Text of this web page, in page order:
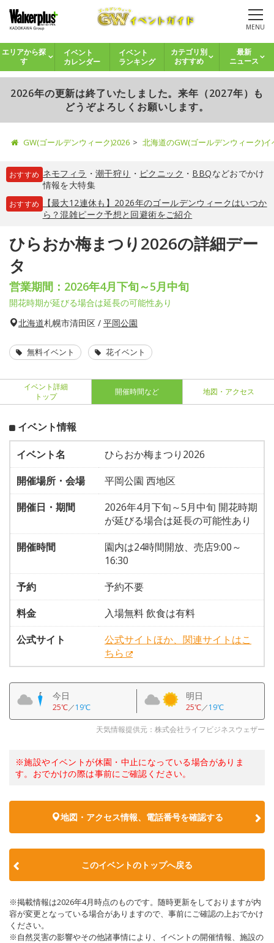
MENU
エリアから探
す
イベント
カレンダー
イベント
ランキング
カテゴリ別
おすすめ
最新
ニュース
2026年の更新は終了いたしました。来年（2027年）も
どうぞよろしくお願いします。
GW(ゴールデンウィーク)2026 北海道のGW(ゴールデンウィーク)
おすすめ ネモフィラ ・ 潮干狩り ・ ピクニック ・ BBQなどおでかけ
情報を大特集
おすすめ
【最大12連休も】2026年のゴールデンウィークはいつか
ら？混雑ピーク予想と回避術をご紹介
ひらおか梅まつり2026の詳細デー
タ
営業期間：2026年4月下旬～5月中旬
開花時期が延びる場合は延長の可能性あり
北海道札幌市清田区 / 平岡公園
無料イベント 花イベント
イベント詳細
トップ
開催時間など 地図・アクセス
イベント情報
イベント名
ひらおか梅まつり2026
開催場所・会場
平岡公園 西地区
開催日・期間
2026年4月下旬～5月中旬 開花時期
が延びる場合は延長の可能性あり
開催時間
園内は24時間開放、売店9:00～
16:30
予約
予約不要
料金
入場無料 飲食は有料
公式サイト
公式サイトほか、関連サイトはこ
ちら
今日
25℃／19℃
明日
25℃／19℃
天気情報提供元：株式会社ライフビジネスウェザー
※施設やイベントが休園・中止になっている場合がありま
す。おでかけの際は事前にご確認ください。
地図・アクセス情報、電話番号を確認する
このイベントのトップへ戻る
※掲載情報は2026年4月時点のものです。随時更新をしておりますが内
容が変更となっている場合がありますので、事前にご確認の上おでかけ
ください。
※自然災害の影響やその他諸事情により、イベントの開催情報、施設の